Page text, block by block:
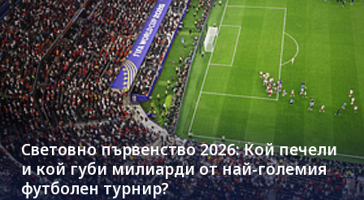
Световно първенство 2026: Кой печели
и кой губи милиарди от най-големия
футболен турнир?